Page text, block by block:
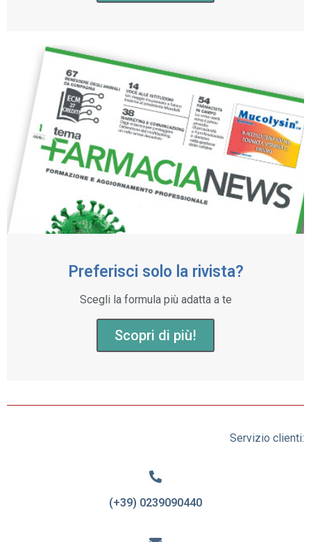
Preferisci solo la rivista?
Scegli la formula più adatta a te
Scopri di più!
Servizio clienti:
(+39) 0239090440